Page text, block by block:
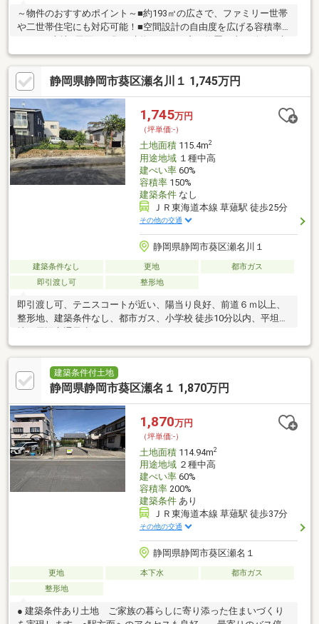
～物件のおすすめポイント～■約193㎡の広さで、ファミリー世帯
や二世帯住宅にも対応可能！■空間設計の自由度を広げる容積率
慮してプランニングいただけます！～周辺環境のおすすめポイン
ト～■ウエルシア静岡中吉田店まで徒歩5分■セブン-イレブン 清水
中之郷１丁目店まで徒歩6分■しずてつストア 草薙店まで徒歩11分
随時、ご案内受付中！お気軽にお問い合わせください。
静岡県静岡市葵区瀬名川１ 1,745万円
1,745万円
（坪単価:-）
土地面積115.4m2
用途地域１種中高
建ぺい率60%
容積率150%
建築条件なし
ＪＲ東海道本線 草薙駅 徒歩25分
その他の交通
静岡県静岡市葵区瀬名川１
建築条件なし 更地
都市ガス
即引渡し可
整形地
即引渡し可、テニスコートが近い、陽当り良好、前道６ｍ以上、
整形地、建築条件なし、都市ガス、小学校 徒歩10分以内、平坦
地、周辺交通量少なめ
建築条件付土地
静岡県静岡市葵区瀬名１ 1,870万円
1,870万円
（坪単価:-）
土地面積114.94m2
用途地域２種中高
建ぺい率60%
容積率200%
建築条件あり
ＪＲ東海道本線 草薙駅 徒歩37分
その他の交通
静岡県静岡市葵区瀬名１
更地 本下水
都市ガス
整形地
● 建築条件あり土地 ご家族の暮らしに寄り添った住まいづくり